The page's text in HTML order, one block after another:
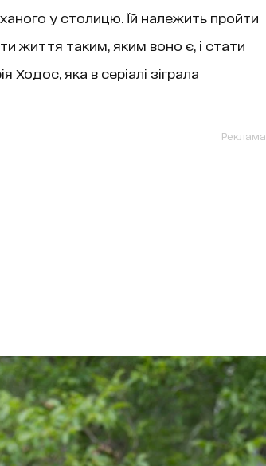
у столицю. Їй належить пройти
життя таким, яким воно є, і стати
Ходос, яка в серіалі зіграла
Реклама